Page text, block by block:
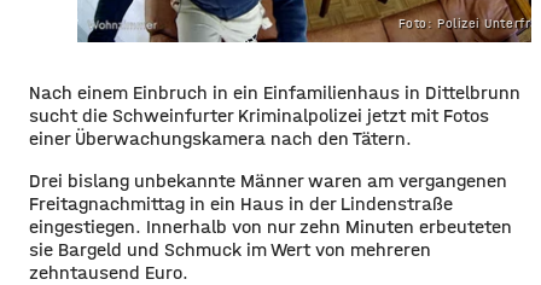
Foto: Polizei
Nach einem Einbruch in ein Einfamilienhaus in Dittelbrunn
sucht die Schweinfurter Kriminalpolizei jetzt mit Fotos
einer Überwachungskamera nach den Tätern.
Drei bislang unbekannte Männer waren am vergangenen
Freitagnachmittag in ein Haus in der Lindenstraße
eingestiegen. Innerhalb von nur zehn Minuten erbeuteten
sie Bargeld und Schmuck im Wert von mehreren
zehntausend Euro.